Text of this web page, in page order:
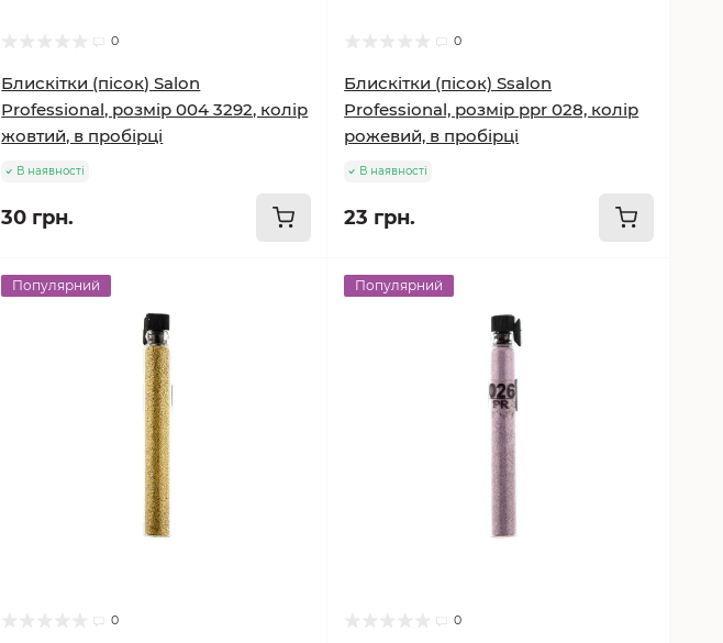
0
Блискітки (пісок) Salon
Professional, розмір 004 3292, колір
жовтий, в пробірці
В наявності
30 грн.
0
Блискітки (пісок) Ssalon
Professional, розмір ppr 028, колір
рожевий, в пробірці
В наявності
23 грн.
Популярний
0
Популярний
0